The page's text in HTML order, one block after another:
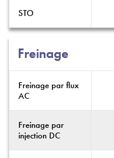
STO
Freinage
Freinage par flux
AC
Freinage par
injection DC